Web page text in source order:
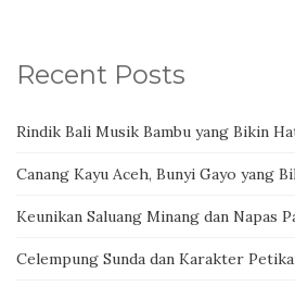
Recent Posts
Rindik Bali Musik Bambu yang Bikin
Canang Kayu Aceh, Bunyi Gayo yang
Keunikan Saluang Minang dan Napas
Celempung Sunda dan Karakter